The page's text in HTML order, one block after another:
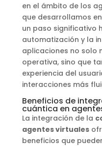
en el ámbito de los
que desarrollamos
un paso significativo
automatización y la
aplicaciones no solo
operativa, sino que
experiencia del
interacciones más
Beneficios de
cuántica en
La integración de la
agentes virtuales
beneficios que